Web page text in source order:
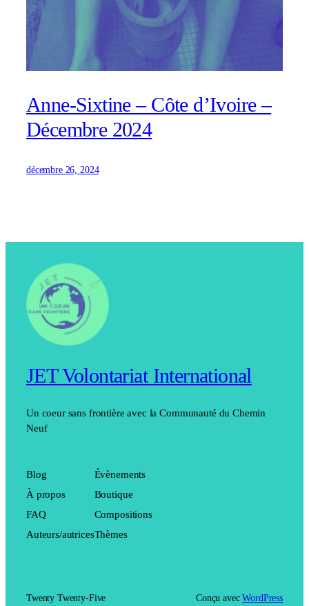
Anne-Sixtine – Côte d’Ivoire –
Décembre 2024
décembre 26, 2024
JET Volontariat International
Un coeur sans frontière avec la Communauté du Chemin
Neuf
Blog
À propos
FAQ
Auteurs/autrices
Évènements
Boutique
Compositions
Thèmes
Twenty Twenty-Five Conçu avecWordPress